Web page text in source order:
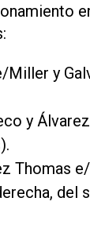
Miller y
y
Thomas
del